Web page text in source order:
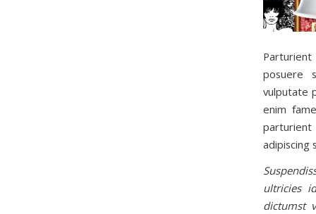
posuere
vulputate
enim
parturient
adipiscing
ultricies
dictumst